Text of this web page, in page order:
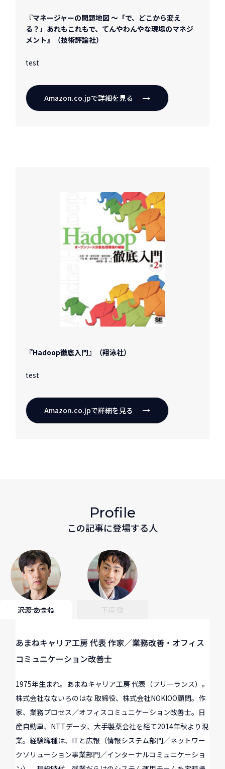
『マネージャーの問題地図 ～「で、どこから変え
る？」あれもこれもで、てんやわんやな現場のマネジ
メント』（技術評論社）
test
Amazon.co.jpで詳細を見る
『Hadoop徹底入門』（翔泳社）
test
Amazon.co.jpで詳細を見る
Profile
この記事に登場する人
沢渡 あまね
あまねキャリア工房 代表 作家／業務改善・オフィス
コミュニケーション改善士
1975年生まれ。あまねキャリア工房 代表（フリーランス）。
株式会社なないろのはな 取締役、株式会社NOKIOO顧問。作
家、業務プロセス／オフィスコミュニケーション改善士。日
産自動車、NTTデータ、大手製薬会社を経て2014年秋より現
業。経験職種は、ITと広報（情報システム部門／ネットワー
クソリューション事業部門／インターナルコミュニケーショ